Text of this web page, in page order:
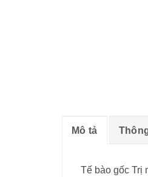
Mô tả
Tế bào gốc Trị